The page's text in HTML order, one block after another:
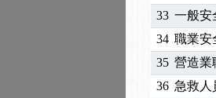
2025/
2025/
2025/08/
2025/
2025/
33 一般安
34 職業安
35 營造業
36 急救人